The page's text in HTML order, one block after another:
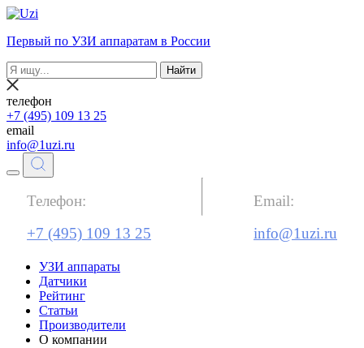
Первый по УЗИ аппаратам в России
Найти
телефон
+7 (495) 109 13 25
email
info@1uzi.ru
Телефон:
+7 (495) 109 13 25
Email:
info@1uzi.ru
УЗИ аппараты
Датчики
Рейтинг
Статьи
Производители
О компании